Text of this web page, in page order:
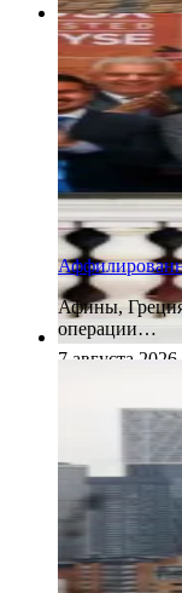
7 августа 2026
7 августа 2026
Афины,
операции…